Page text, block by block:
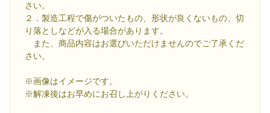
さい。
２．製造工程で傷がついたもの、形状が良くないもの、切
り落としなどが入る場合があります。
また、商品内容はお選びいただけませんのでご了承くだ
さい。
※画像はイメージです。
※解凍後はお早めにお召し上がりください。